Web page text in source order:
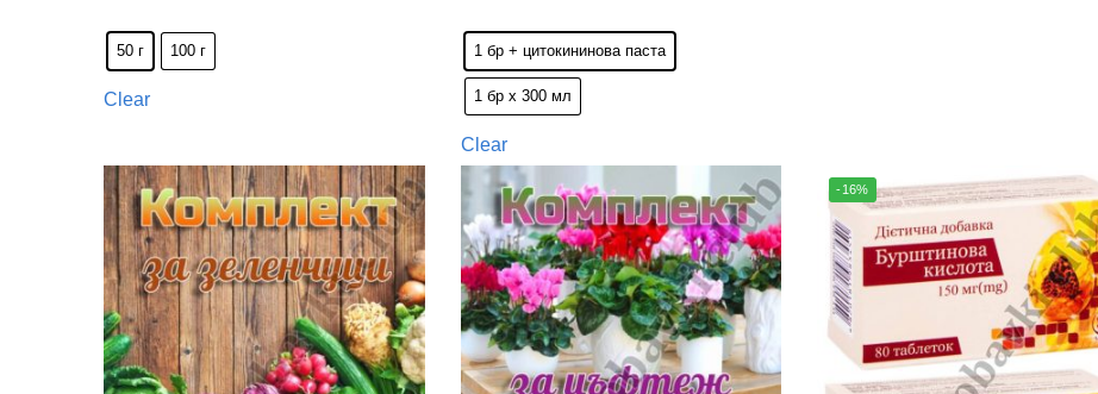
50 г 100 г
Clear
1 бр + цитокининова паста
1 бр х 300 мл
Clear
-16%